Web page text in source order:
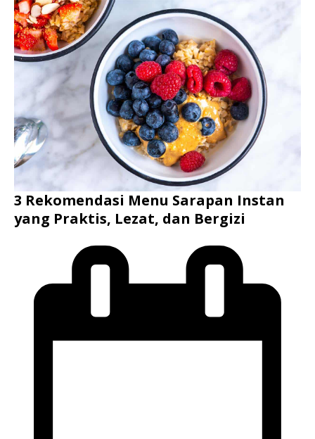
3 Rekomendasi Menu Sarapan Instan
yang Praktis, Lezat, dan Bergizi